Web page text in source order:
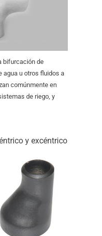
bifurcación de
agua u otros fluidos a
comúnmente en
de riego, y
y excéntrico